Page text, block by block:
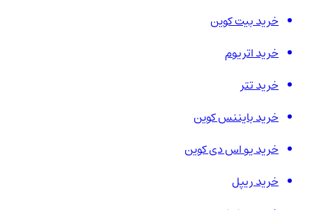
خرید بیت کوین
خرید اتریوم
خرید تتر
خرید بایننس کوین
خرید یو اس دی کوین
خرید ریپل